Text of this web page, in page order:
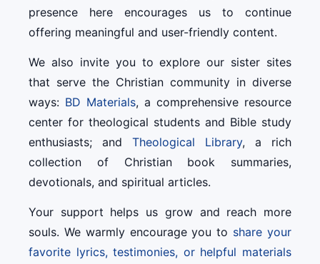
presence here encourages us to continue
offering meaningful and user-friendly content.
We also invite you to explore our sister sites
that serve the Christian community in diverse
ways: BD Materials, a comprehensive resource
center for theological students and Bible study
enthusiasts; and Theological Library, a rich
collection of Christian book summaries,
devotionals, and spiritual articles.
Your support helps us grow and reach more
souls. We warmly encourage you to share your
favorite lyrics, testimonies, or helpful materials